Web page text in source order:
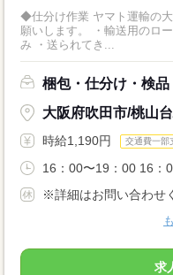
◆仕分け作業 ヤマト運輸の
願いします。 ・輸送用のロールボックスパレットへの荷物の積み込
み ・送られてき...
梱包・仕分け・検品
大阪府吹田市/桃山
時給1,190円 交通費一部
16：00〜19：00 16：
※詳細はお問い合わせ
求